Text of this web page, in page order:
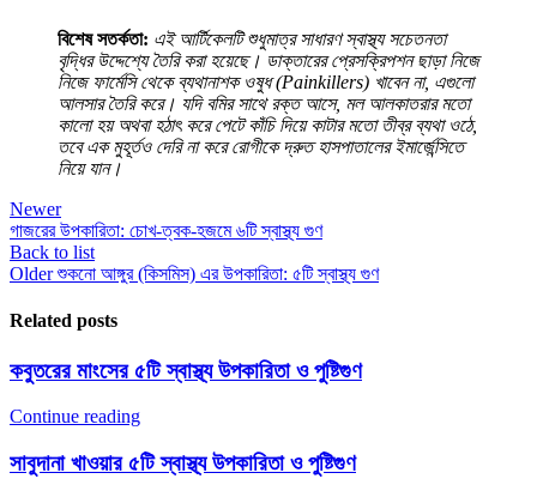
বিশেষ সতর্কতা: এই আর্টিকেলটি শুধুমাত্র সাধারণ স্বাস্থ্য সচেতনতা
বৃদ্ধির উদ্দেশ্যে তৈরি করা হয়েছে। ডাক্তারের প্রেসক্রিপশন ছাড়া নিজে
নিজে ফার্মেসি থেকে ব্যথানাশক ওষুধ (Painkillers) খাবেন না, এগুলো
আলসার তৈরি করে। যদি বমির সাথে রক্ত আসে, মল আলকাতরার মতো
কালো হয় অথবা হঠাৎ করে পেটে কাঁচি দিয়ে কাটার মতো তীব্র ব্যথা ওঠে,
তবে এক মুহূর্তও দেরি না করে রোগীকে দ্রুত হাসপাতালের ইমার্জেন্সিতে
নিয়ে যান।
Newer
গাজরের উপকারিতা: চোখ-ত্বক-হজমে ৬টি স্বাস্থ্য গুণ
Back to list
Older শুকনো আঙ্গুর (কিসমিস) এর উপকারিতা: ৫টি স্বাস্থ্য গুণ
Related posts
কবুতরের মাংসের ৫টি স্বাস্থ্য উপকারিতা ও পুষ্টিগুণ
Continue reading
সাবুদানা খাওয়ার ৫টি স্বাস্থ্য উপকারিতা ও পুষ্টিগুণ